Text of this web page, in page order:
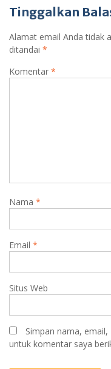
Tinggalkan
Alamat email Anda tidak
ditandai *
Komentar *
Nama *
Email *
Situs Web
Simpan nama,
untuk komentar saya